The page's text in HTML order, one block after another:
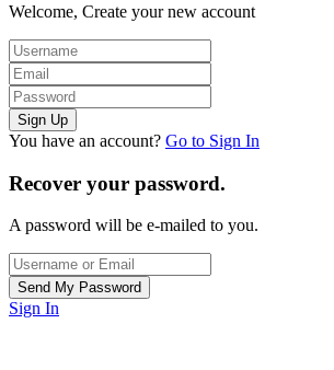
Welcome, Create your new account
You have an account? Go to Sign In
Recover your password.
A password will be e-mailed to you.
Sign In